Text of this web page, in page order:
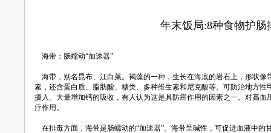
年末饭局:8种食物护
海带：肠蠕动“加速器”
海带，别名昆布、江白菜。褐藻的一种，生长在海底的岩石上，形状像
素，还含蛋白质、脂肪酸、糖类、多种维生素和尼克酸等。可防治地方
摄入、大量增加钙的吸收，有人认为这是具防癌作用的因素之一。对高
疗作用。
在排毒方面，海带是肠蠕动的“加速器”。海带呈碱性，可促进血液中的